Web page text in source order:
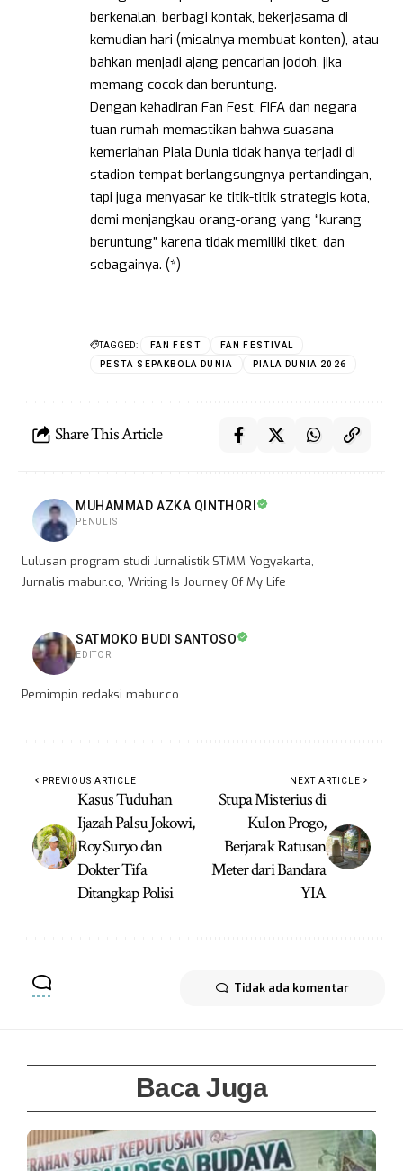
berkenalan, berbagi kontak, bekerjasama di
kemudian hari (misalnya membuat konten), atau
bahkan menjadi ajang pencarian jodoh, jika
memang cocok dan beruntung.
Dengan kehadiran Fan Fest, FIFA dan negara
tuan rumah memastikan bahwa suasana
kemeriahan Piala Dunia tidak hanya terjadi di
stadion tempat berlangsungnya pertandingan,
tapi juga menyasar ke titik-titik strategis kota,
demi menjangkau orang-orang yang “kurang
beruntung” karena tidak memiliki tiket, dan
sebagainya. (*)
TAGGED: FAN FEST
FAN FESTIVAL
PESTA SEPAKBOLA DUNIA
PIALA DUNIA 2026
Share This Article
MUHAMMAD AZKA QINTHORI
PENULIS
Lulusan program studi Jurnalistik STMM Yogyakarta,
Jurnalis mabur.co, Writing Is Journey Of My Life
SATMOKO BUDI SANTOSO
EDITOR
Pemimpin redaksi mabur.co
PREVIOUS ARTICLE
Kasus Tuduhan
Ijazah Palsu Jokowi,
Roy Suryo dan
Dokter Tifa
Ditangkap Polisi
NEXT ARTICLE
Stupa Misterius di
Kulon Progo,
Berjarak Ratusan
Meter dari Bandara
YIA
Tidak ada komentar
Baca Juga